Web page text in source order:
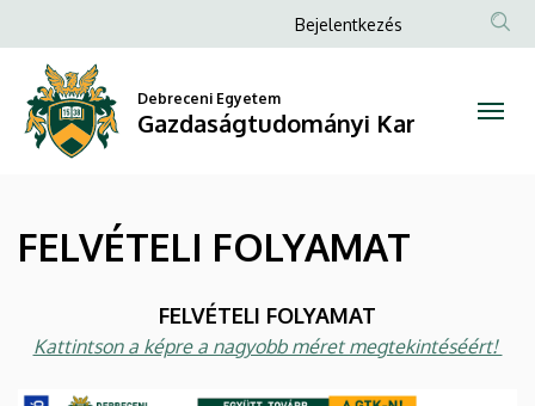
FOLYAMAT
Gazdaságtudományi
a
tartalomra
Anonim
menüje
Bejelentkezés
Debreceni Egyetem
Gazdaságtudományi Kar
FELVÉTELI FOLYAMAT
FELVÉTELI FOLYAMAT
Kattintson a képre a nagyobb méret megtekintéséért!